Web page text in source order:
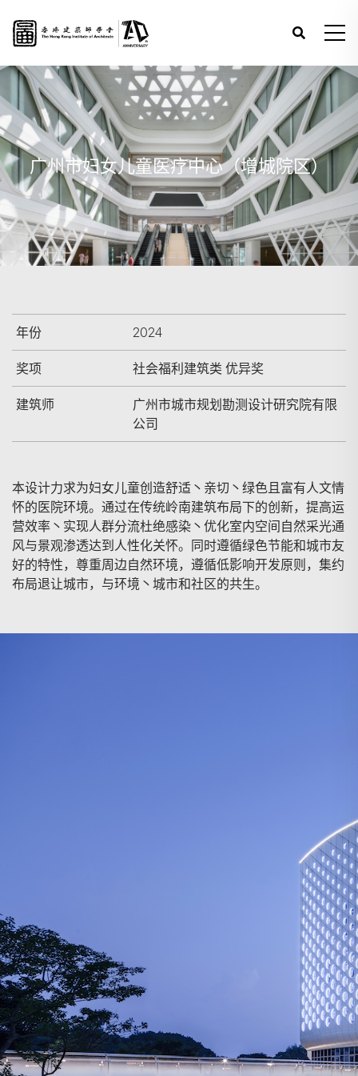
广州市妇女儿童医疗中心（增城院区）
年份 2024
奖项 社会福利建筑类 优异奖
建筑师
广州市城市规划勘测设计研究院有限
公司
本设计力求为妇女儿童创造舒适丶亲切丶绿色且富有人文情
怀的医院环境。通过在传统岭南建筑布局下的创新，提高运
营效率丶实现人群分流杜绝感染丶优化室内空间自然采光通
风与景观渗透达到人性化关怀。同时遵循绿色节能和城市友
好的特性，尊重周边自然环境，遵循低影响开发原则，集约
布局退让城市，与环境丶城市和社区的共生。